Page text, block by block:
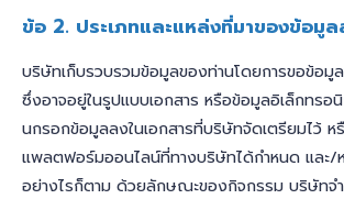
ข้อ 2. ประเภทและแหล่งที่มาของข้อมู
บริษัทเก็บรวบรวมข้อมูลของท่านโดยการขอข้อมู
ซึ่งอาจอยู่ในรูปแบบเอกสาร หรือข้อมูลอิเล็กทรอ
นกรอกข้อมูลลงในเอกสารที่บริษัทจัดเตรียมไว้
แพลตฟอร์มออนไลน์ที่ทางบริษัทได้กำหนด และ/
อย่างไรก็ตาม ด้วยลักษณะของกิจกรรม บริษัทจ